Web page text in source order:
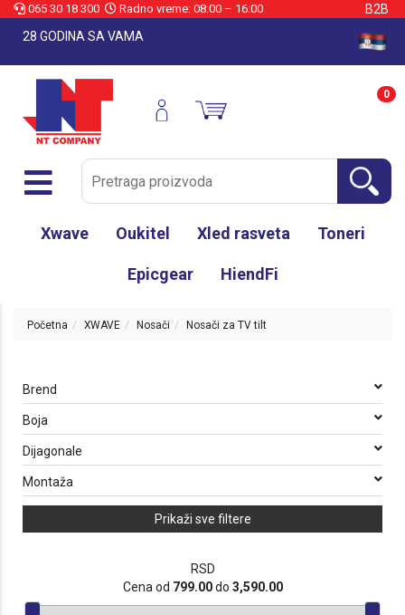
065 30 18 300 Radno vreme: 08:00 – 16:00
B2B
28 GODINA SA VAMA
Xwave Oukitel Xled rasveta Toneri
Epicgear HiendFi
0
Početna XWAVE Nosači Nosači za TV tilt
Brend
Boja
Dijagonale
Montaža
Prikaži sve filtere
RSD
Cena od 799.00do 3,590.00